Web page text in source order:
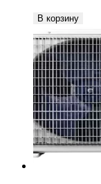
В корзину